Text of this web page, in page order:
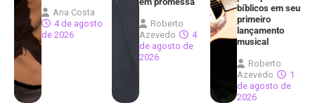
Ana Costa
4 de agosto
de 2026
Roberto
Azevedo
4
de agosto de
2026
bíblicos em seu
primeiro
lançamento
musical
Roberto
Azevedo
1
de agosto de
2026